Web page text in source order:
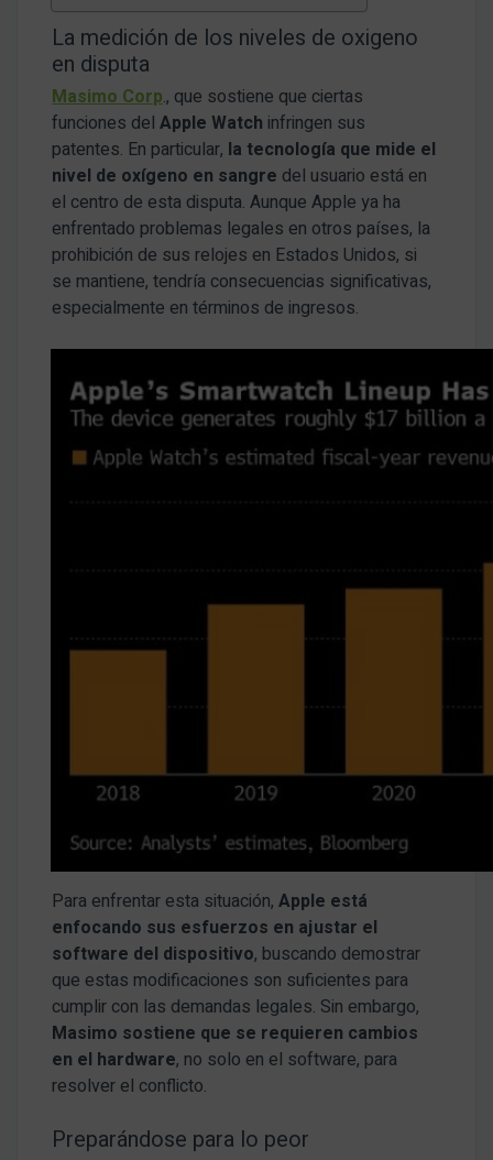
La medición de los niveles de oxigeno
en disputa
Masimo Corp., que sostiene que ciertas
funciones delApple Watch infringen sus
patentes. En particular, la tecnología que mide el
nivel de oxígeno en sangre del usuario está en
el centro de esta disputa. Aunque Apple ya ha
enfrentado problemas legales en otros países, la
prohibición de sus relojes en Estados Unidos, si
se mantiene, tendría consecuencias significativas,
especialmente en términos de ingresos.
Para enfrentar esta situación,Apple está
enfocando sus esfuerzos en ajustar el
software del dispositivo, buscando demostrar
que estas modificaciones son suficientes para
cumplir con las demandas legales. Sin embargo,
Masimo sostiene que se requieren cambios
en el hardware, no solo en el software, para
resolver el conflicto.
Preparándose para lo peor